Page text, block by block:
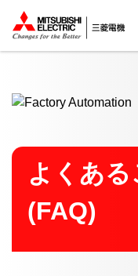
ここから本文
よくある
(FAQ)